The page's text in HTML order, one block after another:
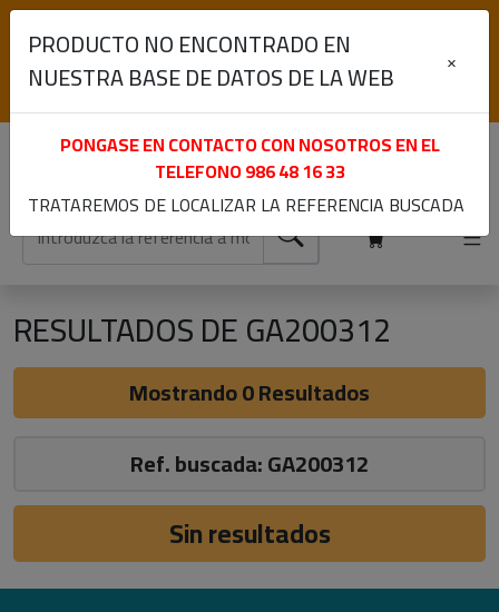
Lunes a Viernes de 9:00 a 13:30 y 15:30 a 19:00
Iniciar sesión
Registrarme
RESULTADOS DE GA200312
Mostrando 0 Resultados
Ref. buscada: GA200312
Sin resultados
PRODUCTO NO ENCONTRADO EN
NUESTRA BASE DE DATOS DE LA WEB
×
PONGASE EN CONTACTO CON NOSOTROS EN EL
TELEFONO986 48 16 33
TRATAREMOS DE LOCALIZAR LA REFERENCIA BUSCADA